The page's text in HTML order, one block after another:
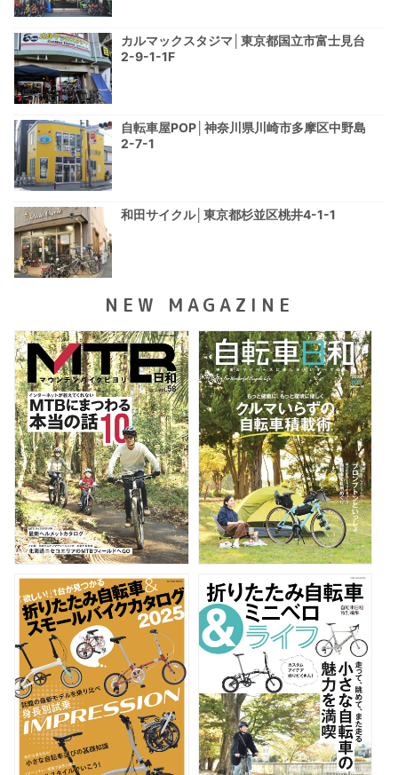
カルマックスタジマ│東京都国立市富士見台
2-9-1-1F
自転車屋POP│神奈川県川崎市多摩区中野島
2-7-1
和田サイクル│東京都杉並区桃井4-1-1
NEW MAGAZINE